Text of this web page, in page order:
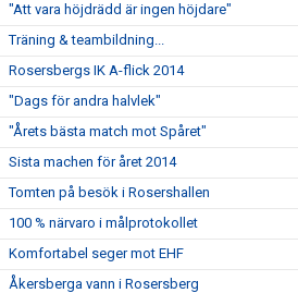
"Att vara höjdrädd är ingen höjdare"
Träning & teambildning...
Rosersbergs IK A-flick 2014
"Dags för andra halvlek"
"Årets bästa match mot Spåret"
Sista machen för året 2014
Tomten på besök i Rosershallen
100 % närvaro i målprotokollet
Komfortabel seger mot EHF
Åkersberga vann i Rosersberg